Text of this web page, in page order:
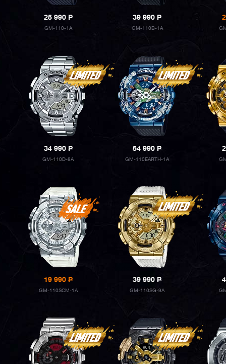
25 990P
GM-110-1A
39 990P
GM-110B-1A
34 990P
GM-110D-8A
54 990P
GM-110EARTH-1A
19 990P
GM-110SCM-1A
39 990P
GM-110SG-9A